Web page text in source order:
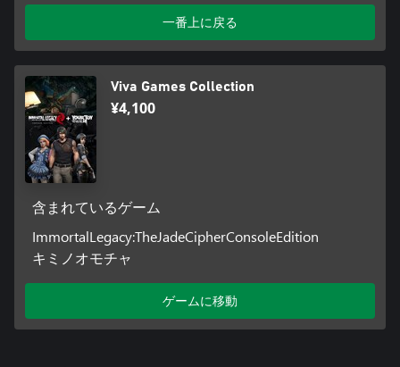
一番上に戻る
Viva Games Collection
¥4,100
含まれているゲーム
ImmortalLegacy:TheJadeCipherConsoleEdition
キミノオモチャ
ゲームに移動